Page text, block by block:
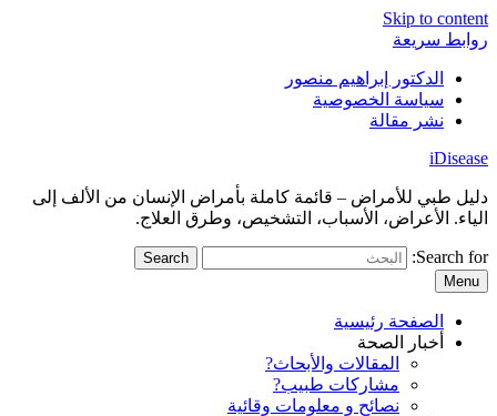
Skip to content
روابط سريعة
الدكتور إبراهيم منصور
سياسة الخصوصية
نشر مقالة
iDisease
دليل طبي للأمراض – قائمة كاملة بأمراض الإنسان من الألف إلى
الياء. الأعراض، الأسباب، التشخيص، وطرق العلاج.
Search for:
Menu
الصفحة رئيسية
أخبار الصحة
المقالات والأبحاث?
مشاركات طبيب?
نصائح و معلومات وقائية